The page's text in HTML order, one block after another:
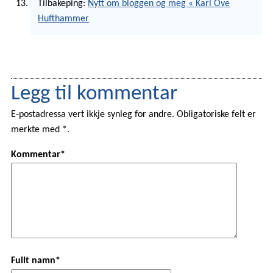
Tilbakeping: Nytt om bloggen og meg « Karl Ove
Hufthammer
Legg til kommentar
E-postadressa vert ikkje synleg for andre. Obligatoriske felt er
merkte med *.
Kommentar*
Fullt namn*